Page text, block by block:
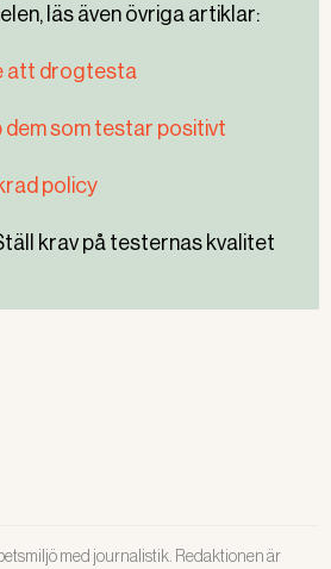
läs även övriga artiklar:
att drogtesta
dem som testar positivt
policy
krav på testernas kvalitet
med journalistik. Redaktionen är